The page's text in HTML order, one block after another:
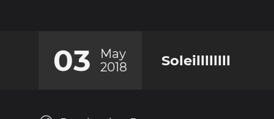
03
May
2018
Soleillllllll